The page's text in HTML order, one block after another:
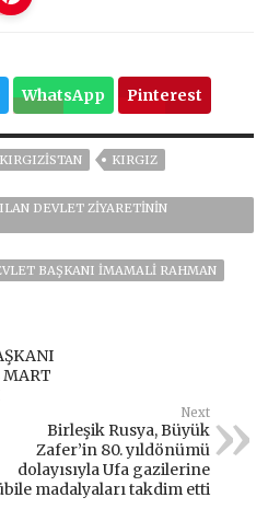
WhatsApp Pinterest
KIRGIZİSTAN
KIRGIZ
DEVLET ZIYARETININ
BAŞKANI İMAMALI RAHMAN
MART
Next
Birleşik Rusya, Büyük
Zafer’in 80. yıldönümü
dolayısıyla Ufa gazilerine
madalyaları takdim etti